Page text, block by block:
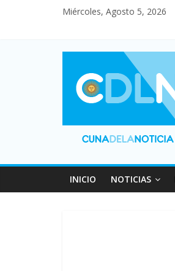
Miércoles, Agosto 5, 2026
INICIO NOTICIAS